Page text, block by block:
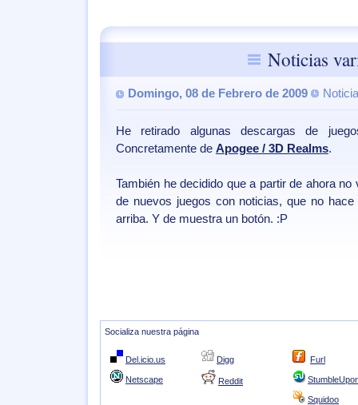
Noticias
Domingo, 08 de Febrero de 2009
He retirado algunas descargas de
Concretamente de Apogee / 3D Realms.
También he decidido que a partir de ahora
de nuevos juegos con noticias, que no
arriba. Y de muestra un botón. :P
Socializa nuestra página
Del.icio.us Digg Furl
Netscape Reddit
Squidoo